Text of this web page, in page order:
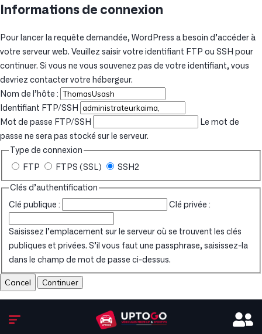
Informations de connexion
Pour lancer la requête demandée, WordPress a besoin d’accéder à
votre serveur web. Veuillez saisir votre identifiant FTP ou SSH pour
continuer. Si vous ne vous souvenez pas de votre identifiant, vous
devriez contacter votre hébergeur.
Nom de l’hôte :
Identifiant FTP/SSH
Mot de passe FTP/SSH
Le mot de
passe ne sera pas stocké sur le serveur.
Type de connexion
FTP FTPS (SSL) SSH2
Clés d’authentification
Clé publique : Clé privée :
Saisissez l’emplacement sur le serveur où se trouvent les clés
publiques et privées. S’il vous faut une passphrase, saisissez-la
dans le champ de mot de passe ci-dessus.
Cancel